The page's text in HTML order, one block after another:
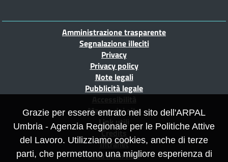
Piè
Amministrazione trasparente
Segnalazione illeciti
Privacy
Privacy policy
Note legali
Pubblicità legale
Mappa del sito
Link utili
Credits
Intranet
Area Riservata
Grazie per essere entrato nel sito dell'ARPAL
Umbria - Agenzia Regionale per le Politiche Attive
del Lavoro. Utilizziamo cookies, anche di terze
parti, che permettono una migliore esperienza di